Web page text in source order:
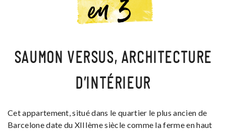
SAUMON VERSUS, ARCHITECTURE
D’INTÉRIEUR
Cet appartement, situé dans le quartier le plus ancien de
Barcelone date du XIIIème siècle comme la ferme en haut